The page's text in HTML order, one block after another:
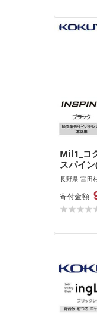
Mil1_コ
スパイン
・カーペ
クにお
長野県 宮田
寄付金額